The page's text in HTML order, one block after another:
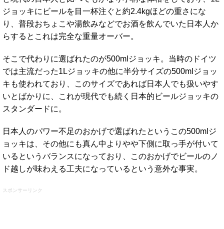
ジョッキにビールを目一杯注ぐと約2.4kgほどの重さにな
り、普段おちょこや湯飲みなどでお酒を飲んでいた日本人か
らするとこれは完全な重量オーバー。
そこで代わりに選ばれたのが500mlジョッキ。当時のドイツ
では主流だった1Lジョッキの他に半分サイズの500mlジョッ
キも使われており、このサイズであれば日本人でも扱いやす
いとばかりに、これが現代でも続く日本的ビールジョッキの
スタンダードに。
日本人のパワー不足のおかげで選ばれたというこの500mlジ
ョッキは、その他にも真ん中よりやや下側に取っ手が付いて
いるというバランスになっており、このおかげでビールのノ
ド越しが味わえる工夫になっているという意外な事実。
スポンサーリンク